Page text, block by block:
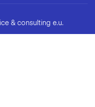
& consulting e.u.